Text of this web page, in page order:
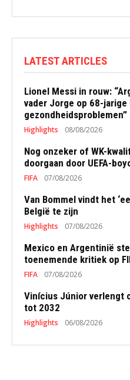
LATEST ARTICLES
Lionel Messi in rouw:
vader Jorge op 68-
gezondheidsproblemen”
Highlights 08/08/2026
Nog onzeker of WK-
doorgaan door UEFA-
FIFA 07/08/2026
Van Bommel vindt het
België te zijn
Highlights 07/08/2026
Mexico en Argentinië
toenemende kritiek op
FIFA 07/08/2026
Vinícius Júnior verlengt
tot 2032
Highlights 06/08/2026